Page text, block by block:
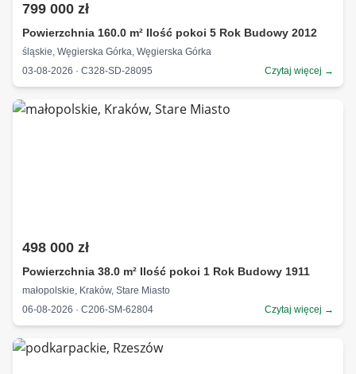
799 000 zł
Powierzchnia 160.0 m² Ilość pokoi 5 Rok Budowy 2012
śląskie, Węgierska Górka, Węgierska Górka
03-08-2026 · C328-SD-28095
Czytaj więcej →
498 000 zł
Powierzchnia 38.0 m² Ilość pokoi 1 Rok Budowy 1911
małopolskie, Kraków, Stare Miasto
06-08-2026 · C206-SM-62804
Czytaj więcej →